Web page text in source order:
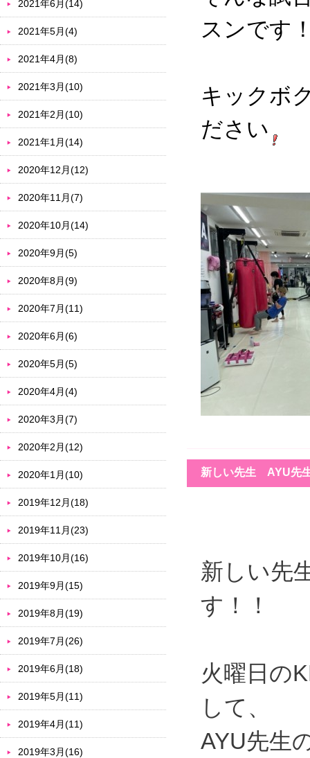
スンです
キックボ
ださい
新しい先生 AYU先
新しい先
す！！
火曜日の
して、
AYU先生
2021年6月(14)
2021年5月(4)
2021年4月(8)
2021年3月(10)
2021年2月(10)
2021年1月(14)
2020年12月(12)
2020年11月(7)
2020年10月(14)
2020年9月(5)
2020年8月(9)
2020年7月(11)
2020年6月(6)
2020年5月(5)
2020年4月(4)
2020年3月(7)
2020年2月(12)
2020年1月(10)
2019年12月(18)
2019年11月(23)
2019年10月(16)
2019年9月(15)
2019年8月(19)
2019年7月(26)
2019年6月(18)
2019年5月(11)
2019年4月(11)
2019年3月(16)